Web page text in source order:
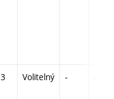
3 Volitelný -